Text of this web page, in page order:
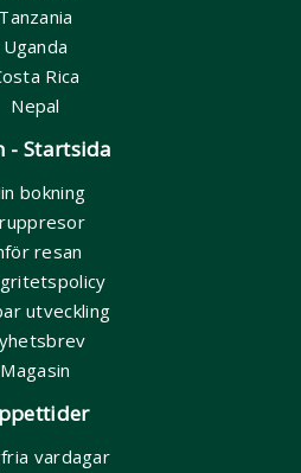
Tanzania
Uganda
Rica
Nepal
- Startsida
bokning
resan
utveckling
Magasin
vardagar